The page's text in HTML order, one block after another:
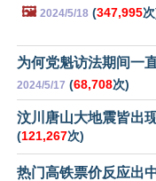
🖼️ 2024/5/18 (347,995
为何党魁访法期间一
2024/5/17 (68,708次)
汶川唐山大地震皆出
(121,267次)
热门高铁票价反应出